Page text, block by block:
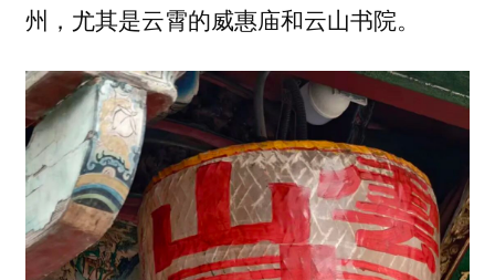
州，尤其是云霄的威惠庙和云山书院。